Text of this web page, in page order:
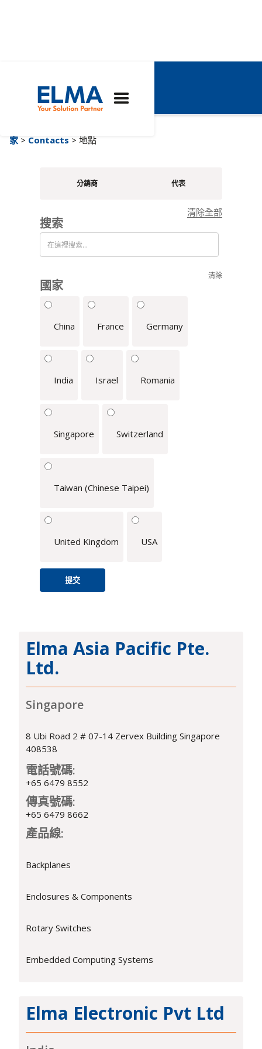
地點
家 > Contacts > 地點
分銷商 代表
清除全部
搜索
清除
國家
China France Germany
India Israel Romania
Singapore Switzerland
Taiwan (Chinese Taipei)
United Kingdom USA
Elma Asia Pacific Pte.
Ltd.
Singapore
8 Ubi Road 2 # 07-14 Zervex Building Singapore
408538
電話號碼:
+65 6479 8552
傳真號碼:
+65 6479 8662
產品線:
Backplanes
Enclosures & Components
Rotary Switches
Embedded Computing Systems
Elma Electronic Pvt Ltd